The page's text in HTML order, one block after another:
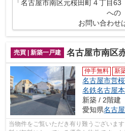
「名古屋市南区元桜田町４丁目63
への
お問い合わせ
売買 | 新築一戸建 名古屋市南区赤坪町79-
仲手無料 新
名古屋市営
名鉄名古屋
新築 / 2階建
愛知県名古
当物件をご覧いただき有り難うございま